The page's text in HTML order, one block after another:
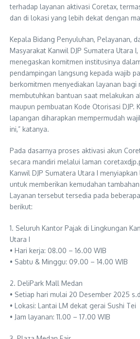
terhadap layanan aktivasi Coretax,
dan di lokasi yang lebih dekat dengan
Kepala Bidang Penyuluhan, Pelayanan,
Masyarakat Kanwil DJP Sumatera Utara I,
menegaskan komitmen institusinya
pendampingan langsung kepada wajib
berkomitmen menyediakan layanan bagi
membutuhkan bantuan saat melakukan
maupun pembuatan Kode Otorisasi DJP.
lapangan diharapkan mempermudah
ini,” katanya.
Pada dasarnya proses aktivasi akun
secara mandiri melalui laman
Kanwil DJP Sumatera Utara I
untuk memberikan kemudahan
Layanan tersebut tersedia pada
berikut:
1. Seluruh Kantor Pajak di Lingkungan
Utara I
• Hari kerja: 08.00 – 16.00 WIB
• Sabtu & Minggu: 09.00 – 14.00 WIB
2. DeliPark Mall Medan
• Setiap hari mulai 20 Desember 2025
• Lokasi: Lantai LM dekat gerai Sushi Tei
• Jam layanan: 11.00 – 17.00 WIB